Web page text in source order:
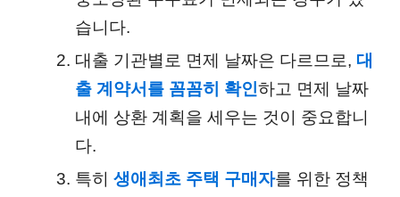
습니다.
대출 기관별로 면제 날짜은 다르므로, 대
출 계약서를 꼼꼼히 확인하고 면제 날짜
내에 상환 계획을 세우는 것이 중요합니
다.
특히 생애최초 주택 구매자를 위한 정책